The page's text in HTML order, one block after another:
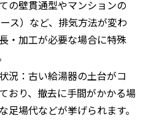
の壁貫通型やマンションの
ス）など、排気方法が変わ
・加工が必要な場合に特殊
況：古い給湯器の土台がコ
おり、撤去に手間がかかる場
足場代などが挙げられます。